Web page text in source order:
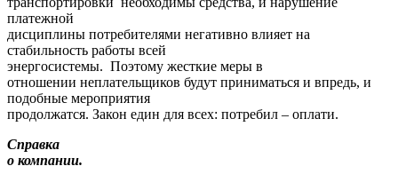
платежной
дисциплины потребителями негативно влияет на
стабильность работы всей
энергосистемы. Поэтому жесткие меры в
отношении неплательщиков будут приниматься и впредь, и
подобные мероприятия
продолжатся. Закон един для всех: потребил – оплати.
Справка
о компании.